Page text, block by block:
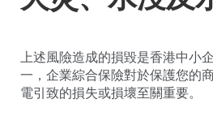
上述風險造成的損毀是香港中小
一，企業綜合保險對於保護您的
電引致的損失或損壞至關重要。